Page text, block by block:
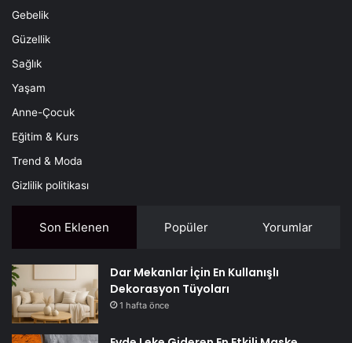
Gebelik
Güzellik
Sağlık
Yaşam
Anne-Çocuk
Eğitim & Kurs
Trend & Moda
Gizlilik politikası
Son Eklenen Popüler Yorumlar
Dar Mekanlar İçin En Kullanışlı
Dekorasyon Tüyoları
1 hafta önce